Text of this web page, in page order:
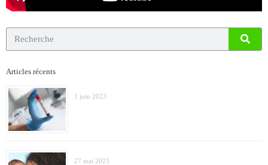
Articles récents
1 juin 2023
27 mai 2023